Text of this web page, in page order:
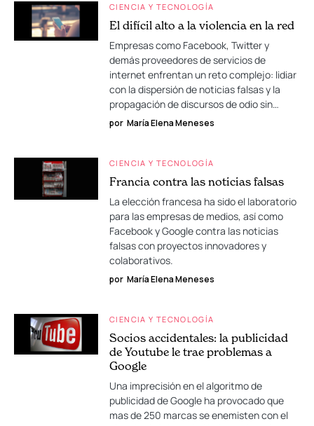
CIENCIA Y TECNOLOGÍA
El difícil alto a la violencia en la red
Empresas como Facebook, Twitter y
demás proveedores de servicios de
internet enfrentan un reto complejo: lidiar
con la dispersión de noticias falsas y la
propagación de discursos de odio sin…
por María Elena Meneses
CIENCIA Y TECNOLOGÍA
Francia contra las noticias falsas
La elección francesa ha sido el laboratorio
para las empresas de medios, así como
Facebook y Google contra las noticias
falsas con proyectos innovadores y
colaborativos.
por María Elena Meneses
CIENCIA Y TECNOLOGÍA
Socios accidentales: la publicidad
de Youtube le trae problemas a
Google
Una imprecisión en el algoritmo de
publicidad de Google ha provocado que
mas de 250 marcas se enemisten con el